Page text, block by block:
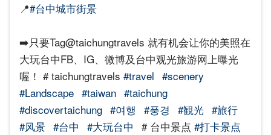
📍#台中城市街景
➡️只要Tag@taichungtravels 就有机会让你的美照在
大玩台中FB、IG、微博及台中观光旅游网上曝光
喔！ # taichungtravels #travel #scenery
#Landscape #taiwan #taichung
#discovertaichung #여행 #풍경 #観光 #旅行
#风景 #台中 #大玩台中 # 台中景点 #打卡景点